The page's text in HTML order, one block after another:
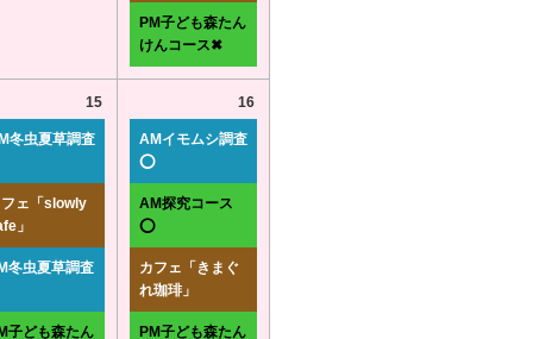
PM子ども森たん
けんコース✖
15
冬虫夏草調査
ェ「slowly
」
冬虫夏草調査
子ども森たん
16
AMイモムシ調査
⭕
AM探究コース
⭕
カフェ「きまぐ
れ珈琲」
PM子ども森たん